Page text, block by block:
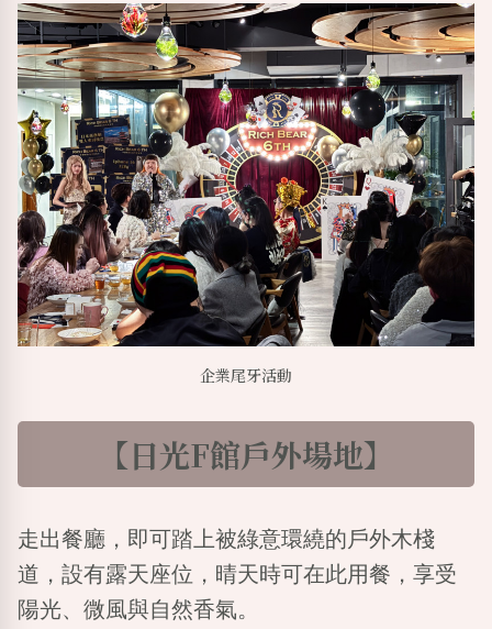
企業尾牙活動
【日光F館戶外場地】
走出餐廳，即可踏上被綠意環繞的戶外木棧
道，設有露天座位，晴天時可在此用餐，享受
陽光、微風與自然香氣。